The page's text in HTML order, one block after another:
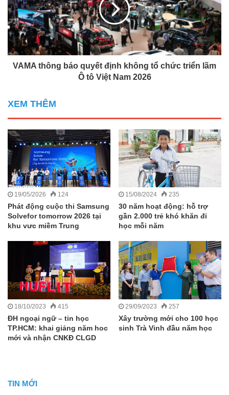
VAMA thông báo quyết định không tổ chức triển lãm
Ô tô Việt Nam 2026
XEM THÊM
19/05/2026 124
Phát động cuộc thi Samsung
Solvefor tomorrow 2026 tại
khu vưc miềm Trung
15/08/2024 235
30 năm hoạt động: hỗ trợ
gần 2.000 trẻ khó khăn đi
học mỗi năm
18/10/2023 415
ĐH ngoại ngữ – tin học
TP.HCM: khai giảng năm hoc
mới và nhận CNKĐ CLGD
29/09/2023 257
Xây trường mới cho 100 học
sinh Trà Vinh đầu năm học
TIN MỚI